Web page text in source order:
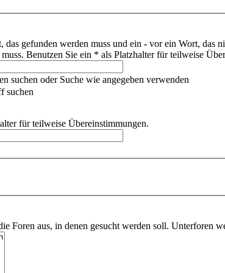
das gefunden werden muss und ein - vor ein Wort, das
Benutzen Sie ein * als Platzhalter für teilweise
suchen oder Suche wie angegeben verwenden
suchen
für teilweise Übereinstimmungen.
Foren aus, in denen gesucht werden soll. Unterforen